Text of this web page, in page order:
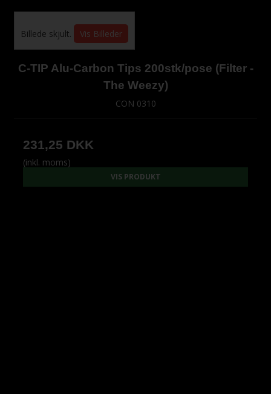
Billede skjult. Vis Billeder
C-TIP Alu-Carbon Tips 200stk/pose (Filter -
The Weezy)
CON 0310
231,25 DKK
(inkl. moms)
VIS PRODUKT